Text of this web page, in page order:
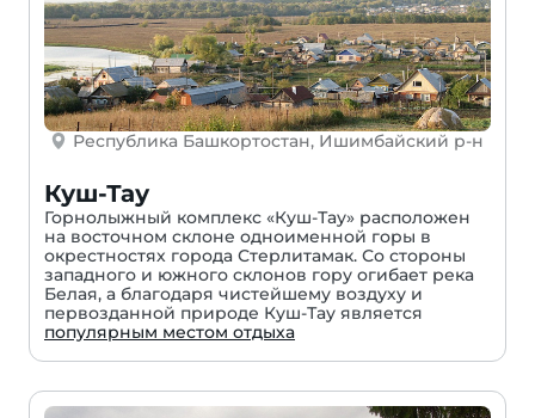
Республика Башкортостан, Ишимбайский р-н
Куш-Тау
Горнолыжный комплекс «Куш-Тау» расположен
на восточном склоне одноименной горы в
окрестностях города Стерлитамак. Со стороны
западного и южного склонов гору огибает река
Белая, а благодаря чистейшему воздуху и
первозданной природе Куш-Тау является
популярным местом отдыха